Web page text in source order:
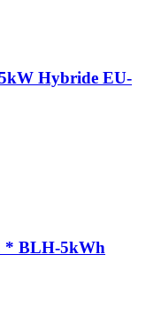
Hybride EU-
* BLH-5kWh